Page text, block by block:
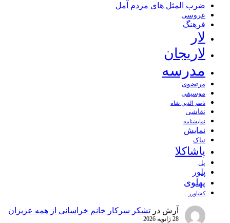
ضرب المثل های مردم آمل
عروسی
فرهنگ
لار
لاریجان
مدرسه
مرتضوی
موسیقی
ناصر الدین شاه
نقاشی
نمايشنامه
نمایش
نیاک
پاشاکلا
پل
پلور
پهلوی
کشاورز
آرش در تشکر سرکار خانم خراسانی از همه عزیزان
28 ژانویه 2026